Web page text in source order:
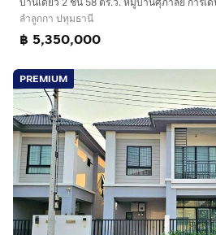
ลำลูกกา ปทุมธานี
฿ 5,350,000
PREMIUM